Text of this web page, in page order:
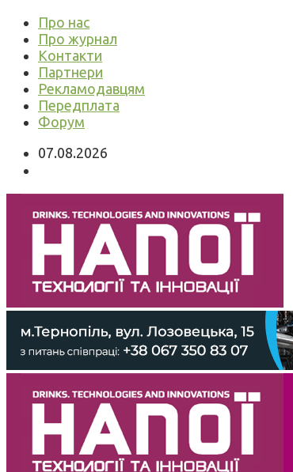
Про нас
Про журнал
Контакти
Партнери
Рекламодавцям
Передплата
Форум
07.08.2026